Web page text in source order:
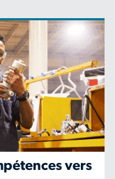
what-
vers